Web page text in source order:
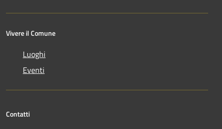
Vivere il Comune
Luoghi
Eventi
Contatti